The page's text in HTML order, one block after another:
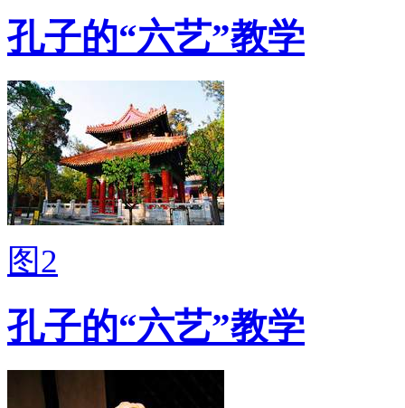
孔子的“六艺”教学
图2
孔子的“六艺”教学